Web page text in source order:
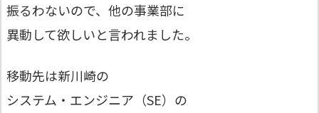
振るわないので、他の事業部に
異動して欲しいと言われました。
移動先は新川崎の
システム・エンジニア（SE）の